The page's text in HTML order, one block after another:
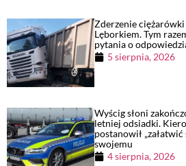
Zderzenie
Lęborkiem. Tym
pytania o
5 sierpnia, 2026
Wyścig słoni
letniej odsiadki.
postanowił
swojemu
4 sierpnia, 2026